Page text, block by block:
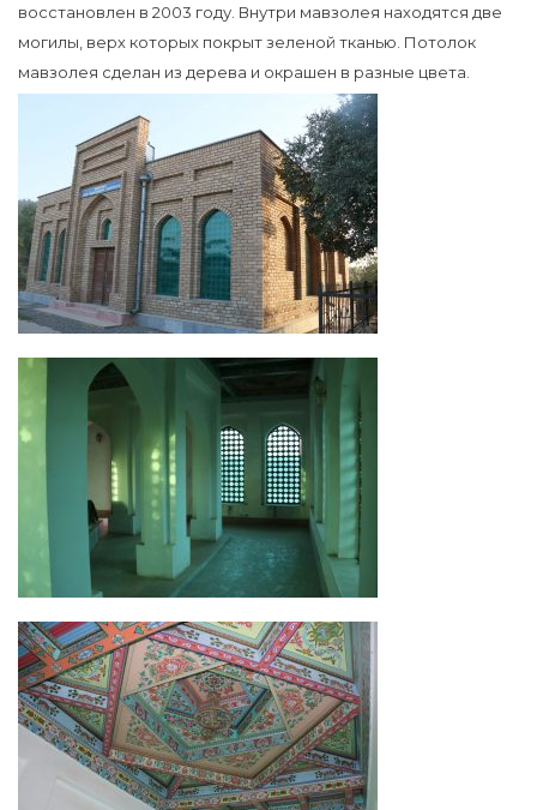
восстановлен в 2003 году. Внутри мавзолея находятся две
могилы, верх которых покрыт зеленой тканью. Потолок
мавзолея сделан из дерева и окрашен в разные цвета.